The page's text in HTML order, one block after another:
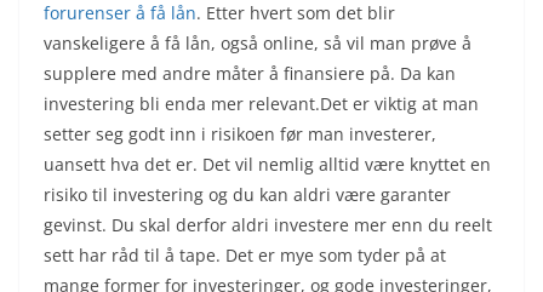
forurenser å få lån. Etter hvert som det blir
vanskeligere å få lån, også online, så vil man prøve å
supplere med andre måter å finansiere på. Da kan
investering bli enda mer relevant.Det er viktig at man
setter seg godt inn i risikoen før man investerer,
uansett hva det er. Det vil nemlig alltid være knyttet en
risiko til investering og du kan aldri være garanter
gevinst. Du skal derfor aldri investere mer enn du reelt
sett har råd til å tape. Det er mye som tyder på at
mange former for investeringer, og gode investeringer,